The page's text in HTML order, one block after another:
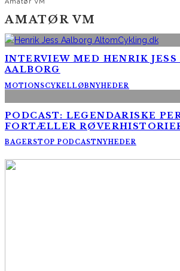
AMATØR VM
INTERVIEW MED HENRIK
AALBORG
MOTIONSCYKELLØBNYHEDER
PODCAST: LEGENDARISKE
FORTÆLLER
BAGERSTOP PODCASTNYHEDER